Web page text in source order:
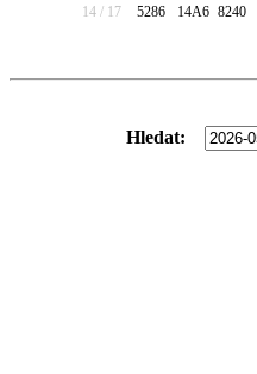
14 / 17
5286 14A6 8240
Hledat: